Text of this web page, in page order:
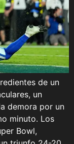
de un
un
demora por un
minuto. Los
Bowl,